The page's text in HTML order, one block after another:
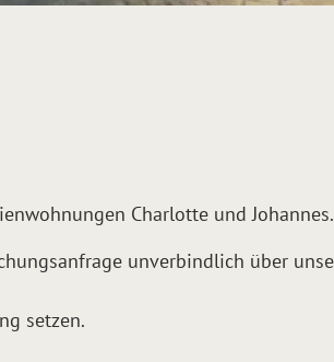
Charlotte und Johannes.
unverbindlich über
setzen.